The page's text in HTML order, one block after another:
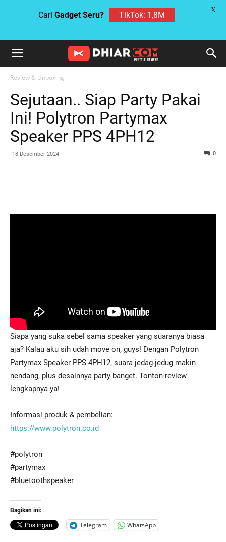
Review & Unboxing
Sejutaan.. Siap Party Pakai
Ini! Polytron Partymax
Speaker PPS 4PH12
18 Desember 2024 0
Siapa yang suka sebel sama speaker yang suaranya biasa
aja? Kalau aku sih udah move on, guys! Dengan Polytron
Partymax Speaker PPS 4PH12, suara jedag-jedug makin
nendang, plus desainnya party banget. Tonton review
lengkapnya ya!
Informasi produk & pembelian:
https://www.polytron.co.id
#polytron
#partymax
#bluetoothspeaker
Bagikan ini:
Telegram WhatsApp
Cari Gadget Seru? TikTok: 1,8M
X